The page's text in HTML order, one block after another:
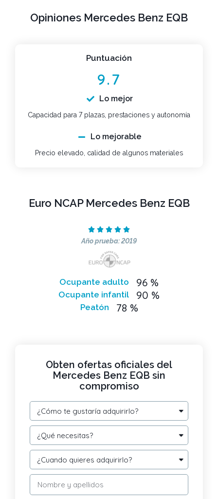
Opiniones Mercedes Benz EQB
Puntuación
9.7
Lo mejor
Capacidad para 7 plazas, prestaciones y autonomía
Lo mejorable
Precio elevado, calidad de algunos materiales
Euro NCAP Mercedes Benz EQB
    
Año prueba: 2019
Ocupante adulto 96 %
Ocupante infantil 90 %
Peatón 78 %
Obten ofertas oficiales del
Mercedes Benz EQB sin
compromiso